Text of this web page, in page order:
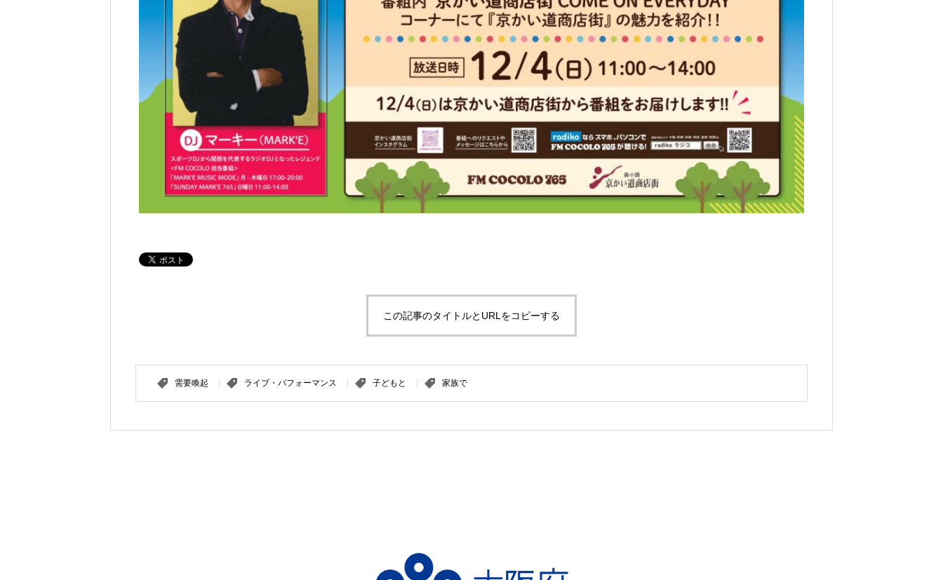
この記事のタイトルとURLをコピーする
需要喚起 ライブ・パフォーマンス 子どもと 家族で